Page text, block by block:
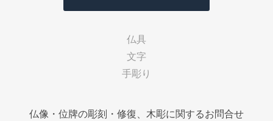
仏具
文字
手彫り
仏像・位牌の彫刻・修復、木彫に関するお問合せ